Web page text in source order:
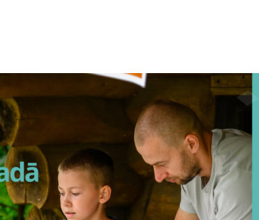
būt saprotošiem, sekot izvietotajām
maršrutus.
neērtībām.